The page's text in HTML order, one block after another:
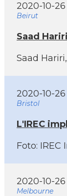
2020-10-26
Beirut
Saad
Saad
2020-10-26
Bristol
L'IREC
Foto:
2020-10-26
Melbourne